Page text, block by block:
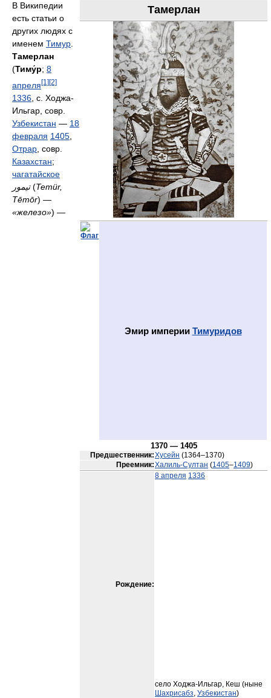
Тамерлан
Эмир империи Тимуридов
1370 — 1405
Предшественник:Хусейн (1364–1370)
Преемник:Халиль-Султан (1405–1409)
Рождение:
8 апреля 1336
село Ходжа-Ильгар, Кеш (ныне
Шахрисабз, Узбекистан)
В Википедии
есть статьи о
других людях с
именем Тимур
Тамерлан
(Тиму́р; 8
апреля[1][2]
1336 , с. Ходжа-
Ильгар, совр.
Узбекистан — 18
февраля 1405
Отрар , совр.
Казахстан;
чагатайское
تیمور(Temür‎,
Tēmōr) —
«железо») —